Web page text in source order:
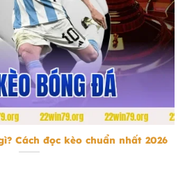
Cách đọc kèo chuẩn nhất 2026